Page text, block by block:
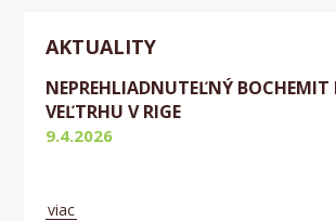
AKTUALITY
NEPREHLIADNUTEĽNÝ BOCHEMIT
VEĽTRHU V RIGE
9.4.2026
viac